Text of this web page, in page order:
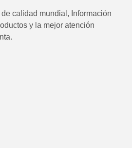
calidad mundial, Información
y la mejor atención